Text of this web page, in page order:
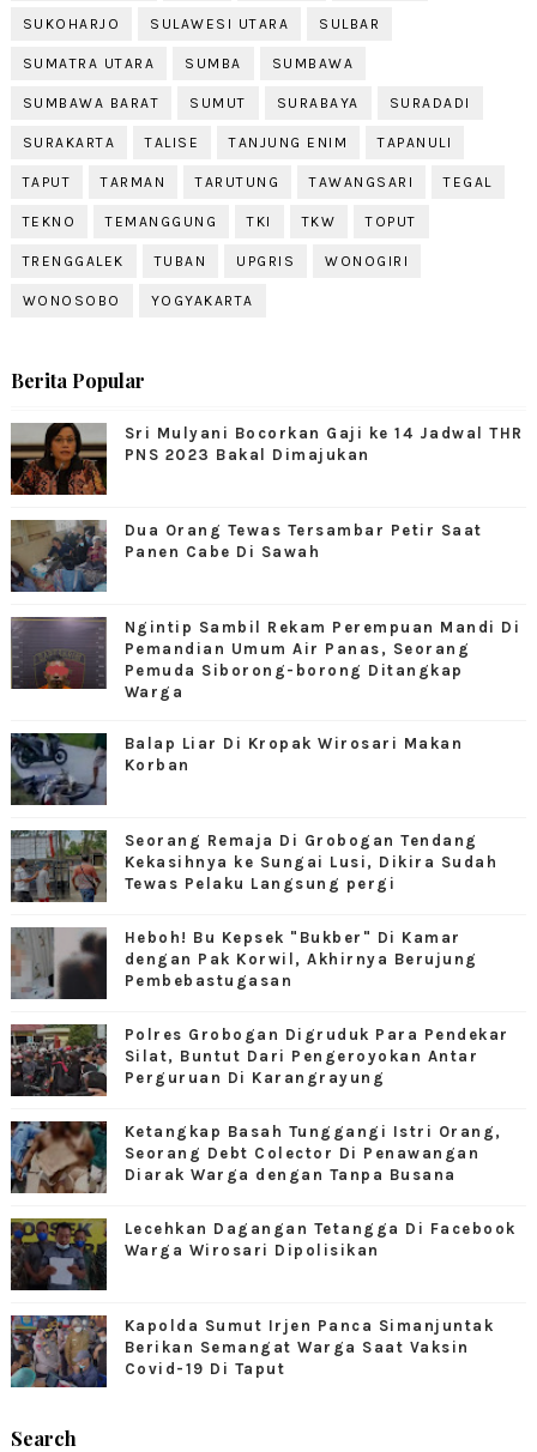
SUKOHARJO SULAWESI UTARA SULBAR
SUMATRA UTARA SUMBA SUMBAWA
SUMBAWA BARAT SUMUT SURABAYA SURADADI
SURAKARTA TALISE TANJUNG ENIM TAPANULI
TAPUT TARMAN TARUTUNG TAWANGSARI TEGAL
TEKNO TEMANGGUNG TKI TKW TOPUT
TRENGGALEK TUBAN UPGRIS WONOGIRI
WONOSOBO YOGYAKARTA
Berita Popular
Sri Mulyani Bocorkan Gaji ke 14 Jadwal THR
PNS 2023 Bakal Dimajukan
Dua Orang Tewas Tersambar Petir Saat
Panen Cabe Di Sawah
Ngintip Sambil Rekam Perempuan Mandi Di
Pemandian Umum Air Panas, Seorang
Pemuda Siborong-borong Ditangkap
Warga
Balap Liar Di Kropak Wirosari Makan
Korban
Seorang Remaja Di Grobogan Tendang
Kekasihnya ke Sungai Lusi, Dikira Sudah
Tewas Pelaku Langsung pergi
Heboh! Bu Kepsek "Bukber" Di Kamar
dengan Pak Korwil, Akhirnya Berujung
Pembebastugasan
Polres Grobogan Digruduk Para Pendekar
Silat, Buntut Dari Pengeroyokan Antar
Perguruan Di Karangrayung
Ketangkap Basah Tunggangi Istri Orang,
Seorang Debt Colector Di Penawangan
Diarak Warga dengan Tanpa Busana
Lecehkan Dagangan Tetangga Di Facebook
Warga Wirosari Dipolisikan
Kapolda Sumut Irjen Panca Simanjuntak
Berikan Semangat Warga Saat Vaksin
Covid-19 Di Taput
Search